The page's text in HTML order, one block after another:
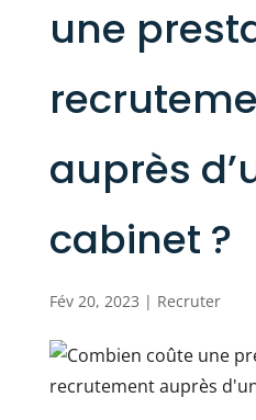
une
auprès
cabinet ?
Fév 20, 2023 | Recruter